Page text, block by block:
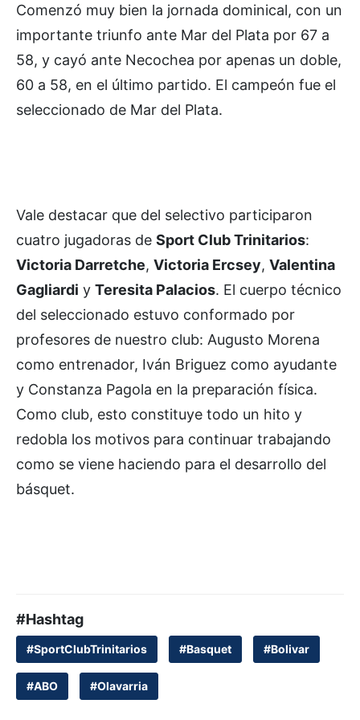
Comenzó muy bien la jornada dominical, con un
importante triunfo ante Mar del Plata por 67 a
58, y cayó ante Necochea por apenas un doble,
60 a 58, en el último partido. El campeón fue el
seleccionado de Mar del Plata.
Vale destacar que del selectivo participaron
cuatro jugadoras de Sport Club Trinitarios:
Victoria Darretche, Victoria Ercsey, Valentina
Gagliardi y Teresita Palacios. El cuerpo técnico
del seleccionado estuvo conformado por
profesores de nuestro club: Augusto Morena
como entrenador, Iván Briguez como ayudante
y Constanza Pagola en la preparación física.
Como club, esto constituye todo un hito y
redobla los motivos para continuar trabajando
como se viene haciendo para el desarrollo del
básquet.
#Hashtag
#SportClubTrinitarios #Basquet #Bolivar
#ABO #Olavarria